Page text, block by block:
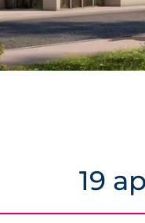
19